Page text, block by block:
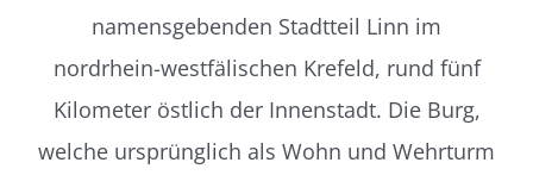
namensgebenden Stadtteil Linn im
nordrhein-westfälischen Krefeld, rund fünf
Kilometer östlich der Innenstadt. Die Burg,
welche ursprünglich als Wohn und Wehrturm